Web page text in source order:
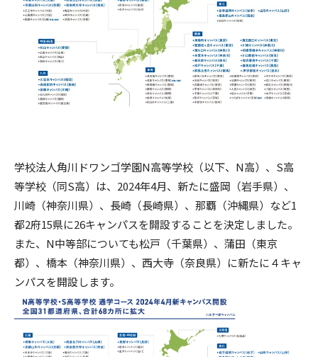
学校法人角川ドワンゴ学園N高等学校（以下、N高）、S高
等学校（同S高）は、 2024年4月、新たに盛岡（岩手県）、
川崎（神奈川県）、長崎（長崎県）、那覇（沖縄県）など1
都2府15県に26キャンパスを開設することを決定しました。
また、N中等部についても松戸（千葉県）、蒲田（東京
都）、橋本（神奈川県）、西大寺（奈良県）に新たに４キャ
ンパスを開設します。